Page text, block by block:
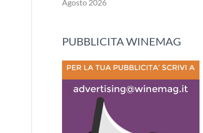
Agosto 2026
PUBBLICITA WINEMAG